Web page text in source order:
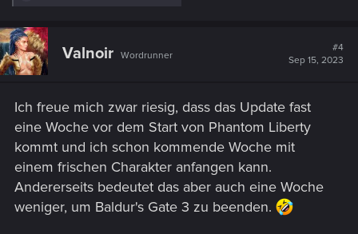
c
t
i
o
Valnoir Wordrunner
#4
Sep 15, 2023
Ich freue mich zwar riesig, dass das Update fast
eine Woche vor dem Start von Phantom Liberty
kommt und ich schon kommende Woche mit
einem frischen Charakter anfangen kann.
Andererseits bedeutet das aber auch eine Woche
weniger, um Baldur's Gate 3 zu beenden.